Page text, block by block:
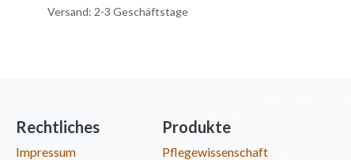
Versand: 2-3 Geschäftstage
Rechtliches
Impressum
Produkte
Pflegewissenschaft